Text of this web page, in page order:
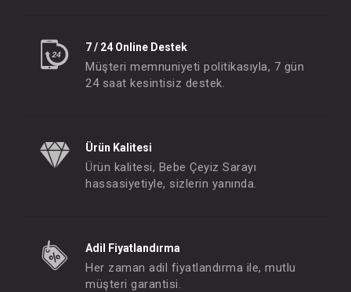
7 / 24 Online Destek
Müşteri memnuniyeti politikasıyla, 7 gün
24 saat kesintisiz destek.
Ürün Kalitesi
Ürün kalitesi, Bebe Çeyiz Sarayı
hassasiyetiyle, sizlerin yanında.
Adil Fiyatlandırma
Her zaman adil fiyatlandırma ile, mutlu
müşteri garantisi.